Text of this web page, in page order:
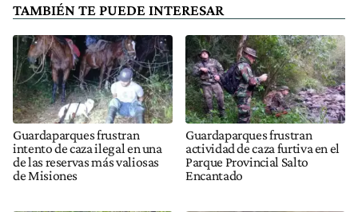
TAMBIÉN TE PUEDE INTERESAR
Guardaparques frustran
intento de caza ilegal en una
de las reservas más valiosas
de Misiones
Guardaparques frustran
actividad de caza furtiva en el
Parque Provincial Salto
Encantado